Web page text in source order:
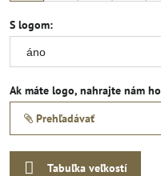
S logom:
Ak máte logo, nahrajte nám ho
Prehľadávať
Tabuľka veľkostí